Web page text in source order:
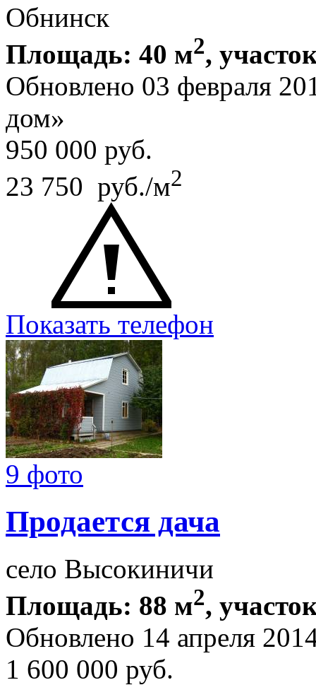
Обнинск
Площадь: 40 м2,
Обновлено 03 февраля
дом»
950 000 руб.
23 750 руб./м2
Показать телефон
9 фото
Продается дача
село Высокиничи
Площадь: 88 м2,
Обновлено 14 апреля
1 600 000 руб.